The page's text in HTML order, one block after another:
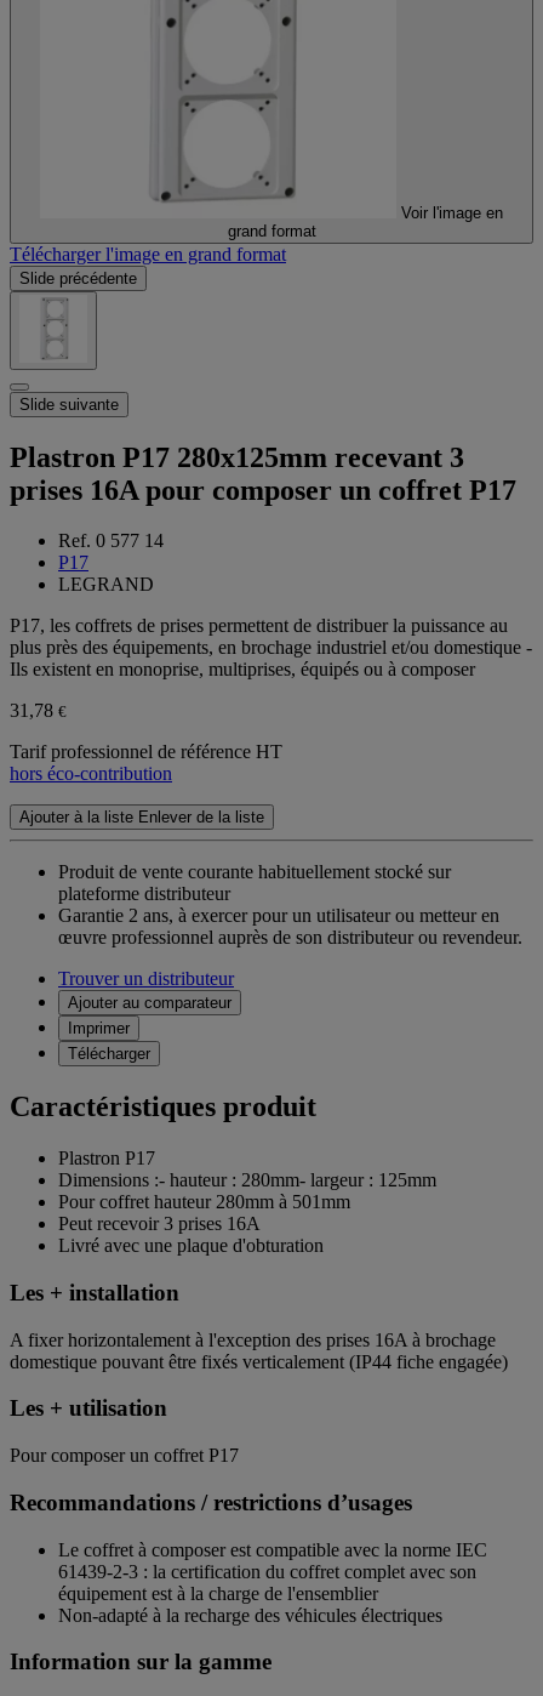
Voir l'image en
grand format
Télécharger l'image en grand format
Slide précédente
Slide suivante
Plastron P17 280x125mm recevant 3
prises 16A pour composer un coffret P17
Ref. 0 577 14
P17
LEGRAND
P17, les coffrets de prises permettent de distribuer la puissance au
plus près des équipements, en brochage industriel et/ou domestique -
Ils existent en monoprise, multiprises, équipés ou à composer
31,78 €
Tarif professionnel de référence HT
hors éco-contribution
Ajouter à la liste Enlever de la liste
Produit de vente courante habituellement stocké sur
plateforme distributeur
Garantie 2 ans, à exercer pour un utilisateur ou metteur en
œuvre professionnel auprès de son distributeur ou revendeur.
Trouver un distributeur
Ajouter au comparateur
Imprimer
Télécharger
Caractéristiques produit
Plastron P17
Dimensions :- hauteur : 280mm- largeur : 125mm
Pour coffret hauteur 280mm à 501mm
Peut recevoir 3 prises 16A
Livré avec une plaque d'obturation
Les + installation
A fixer horizontalement à l'exception des prises 16A à brochage
domestique pouvant être fixés verticalement (IP44 fiche engagée)
Les + utilisation
Pour composer un coffret P17
Recommandations / restrictions d’usages
Le coffret à composer est compatible avec la norme IEC
61439-2-3 : la certification du coffret complet avec son
équipement est à la charge de l'ensemblier
Non-adapté à la recharge des véhicules électriques
Information sur la gamme